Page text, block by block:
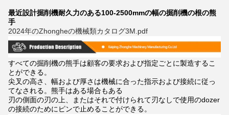
最近設計掘削機耐久力のある100-2500mmの幅の掘削機の根の熊
手
2024年のZhongheの機械類カタログ3M.pdf
すべての掘削機の熊手は顧客の要求および指定ごとに製造するこ
とができる。
尖叉の高さ、幅および厚さは機械に合った指示および接続に従っ
てなされる。熊手はある場合もある
刃の側面の刃の上、またはそれで付けられて刃なしで使用のdozer
の接続のためにピンで止めることができる。